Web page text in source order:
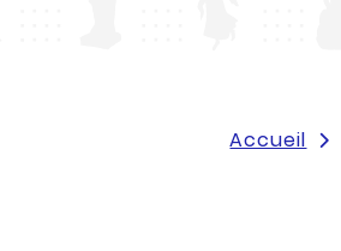
Accueil